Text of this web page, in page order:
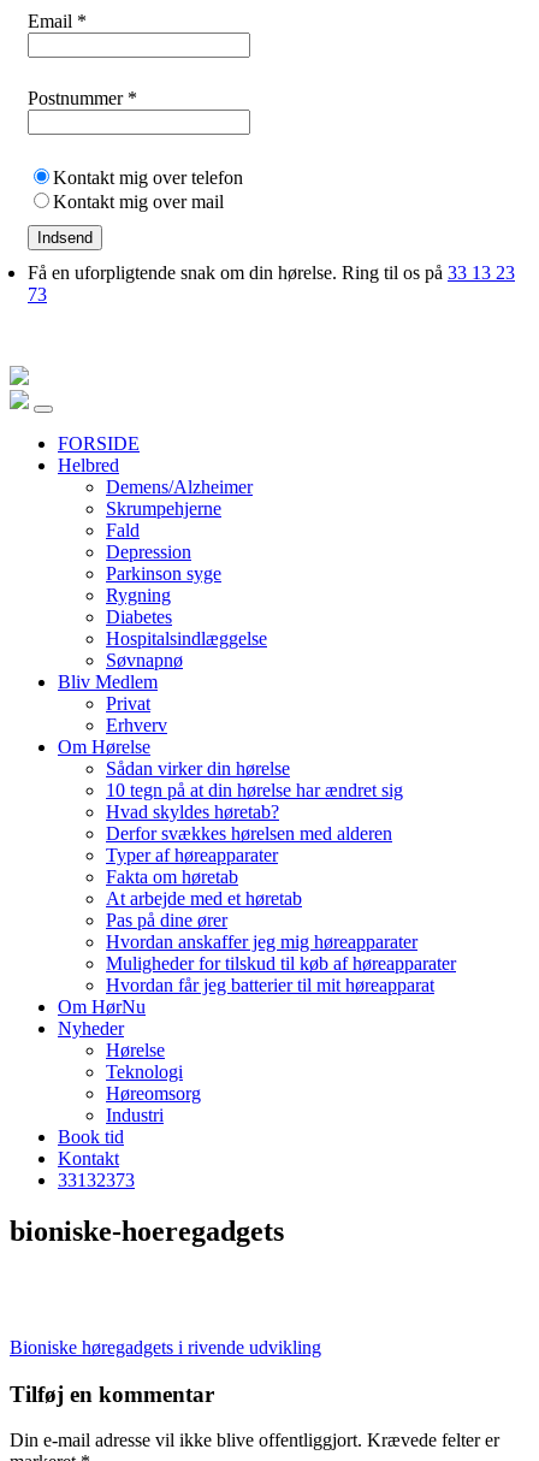
Email *
Postnummer *
Kontakt mig over telefon
Kontakt mig over mail
Indsend
Få en uforpligtende snak om din hørelse. Ring til os på 33 13 23
73
FORSIDE
Helbred
Demens/Alzheimer
Skrumpehjerne
Fald
Depression
Parkinson syge
Rygning
Diabetes
Hospitalsindlæggelse
Søvnapnø
Bliv Medlem
Privat
Erhverv
Om Hørelse
Sådan virker din hørelse
10 tegn på at din hørelse har ændret sig
Hvad skyldes høretab?
Derfor svækkes hørelsen med alderen
Typer af høreapparater
Fakta om høretab
At arbejde med et høretab
Pas på dine ører
Hvordan anskaffer jeg mig høreapparater
Muligheder for tilskud til køb af høreapparater
Hvordan får jeg batterier til mit høreapparat
Om HørNu
Nyheder
Hørelse
Teknologi
Høreomsorg
Industri
Book tid
Kontakt
33132373
bioniske-hoeregadgets
Indlægsnavigation
Bioniske høregadgets i rivende udvikling
Tilføj en kommentar
Din e-mail adresse vil ikke blive offentliggjort. Krævede felter er